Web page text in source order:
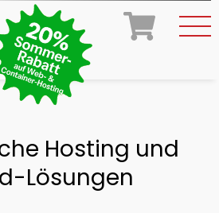
Hosting und
Lösungen